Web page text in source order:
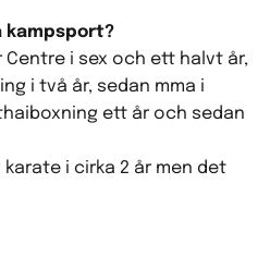
kampsport?
Centre i sex och ett halvt år,
i två år, sedan mma i
ett år och sedan
i cirka 2 år men det